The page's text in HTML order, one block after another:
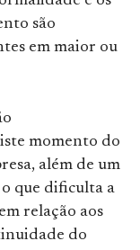
são
em maior ou
momento do
além de um
o que dificulta a
relação aos
do